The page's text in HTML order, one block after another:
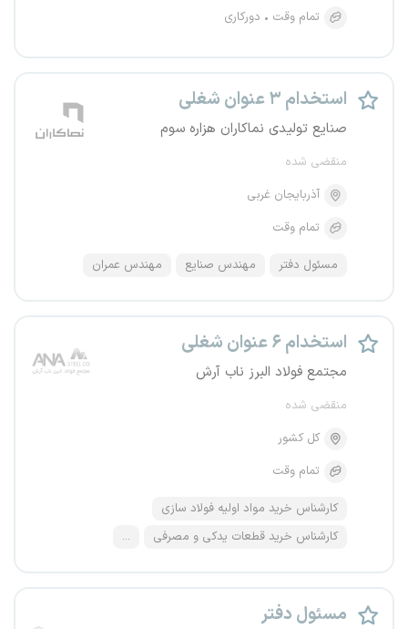
تمام وقت دورکاری
استخدام ۳ عنوان شغلی
صنایع تولیدی نماکاران هزاره سوم
منقضی شده
آذربایجان غربی
تمام وقت
مسئول دفتر مهندس صنایع مهندس عمران
استخدام ۶ عنوان شغلی
مجتمع فولاد البرز ناب آرش
منقضی شده
کل کشور
تمام وقت
کارشناس خرید مواد اولیه فولاد سازی
کارشناس خرید قطعات یدکی و مصرفی
...
مسئول دفتر